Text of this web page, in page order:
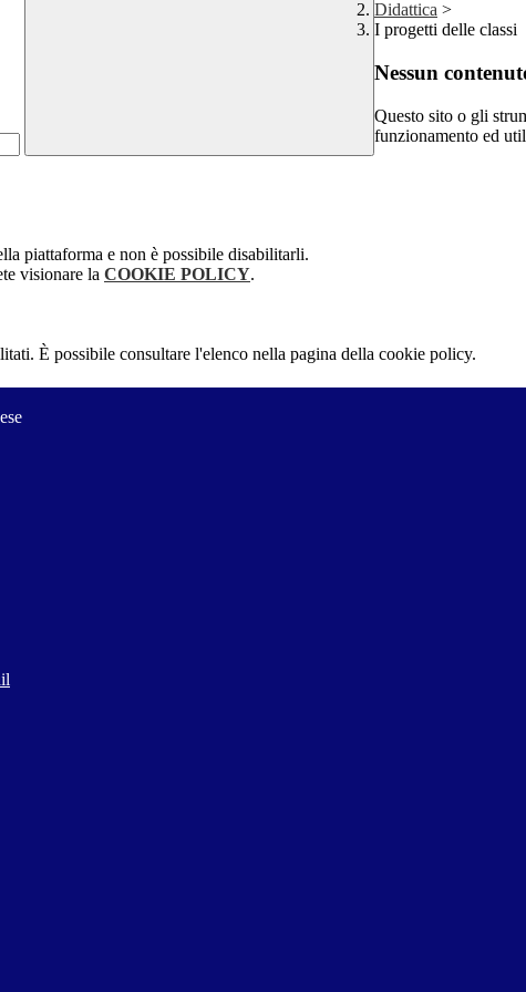
Didattica >
I progetti delle classi
Nessun
Questo sito o gli
funzionamento ed
piattaforma e non è possibile disabilitarli.
visionare la COOKIE POLICY.
È possibile consultare l'elenco nella pagina della cookie policy.